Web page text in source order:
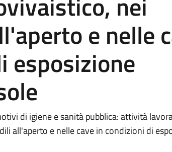
e nelle
esposizione
di igiene e sanità pubblica: attività
all'aperto e nelle cave in condizioni di